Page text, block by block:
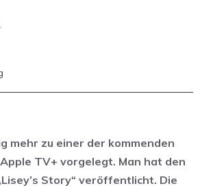
mehr zu einer der kommenden
TV+ vorgelegt. Man hat den
Story“ veröffentlicht. Die